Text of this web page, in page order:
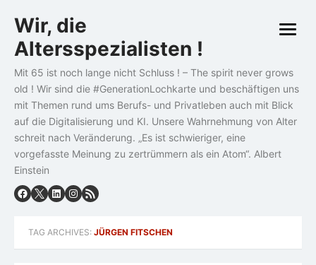
to
content
Wir, die
Altersspezialisten !
Mit 65 ist noch lange nicht Schluss ! – The spirit never grows
old ! Wir sind die #GenerationLochkarte und beschäftigen uns
mit Themen rund ums Berufs- und Privatleben auch mit Blick
auf die Digitalisierung und KI. Unsere Wahrnehmung von Alter
schreit nach Veränderung. „Es ist schwieriger, eine
vorgefasste Meinung zu zertrümmern als ein Atom“. Albert
Einstein
open
TAG ARCHIVES: JÜRGEN FITSCHEN